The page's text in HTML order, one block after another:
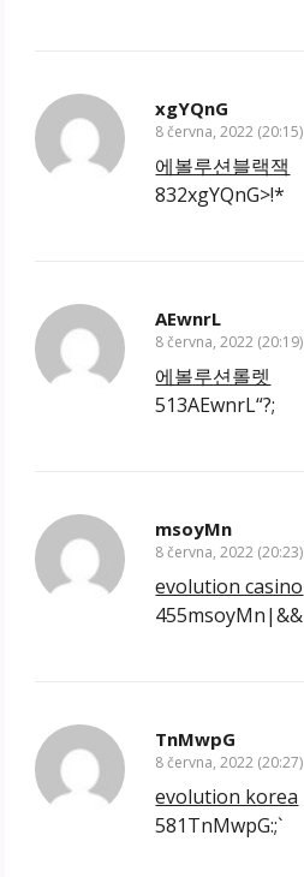
xgYQnG
8 června, 2022 (20:15)
에볼루션블랙잭
832xgYQnG>!*
AEwnrL
8 června, 2022 (20:19)
에볼루션롤렛
513AEwnrL“?;
msoyMn
8 června, 2022 (20:23)
evolution casino
455msoyMn|&&
TnMwpG
8 června, 2022 (20:27)
evolution korea
581TnMwpG:;`